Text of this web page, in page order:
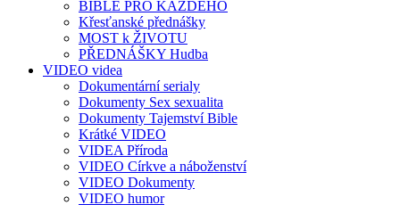
BIBLE PRO KAŽDÉHO
Křesťanské přednášky
MOST k ŽIVOTU
PŘEDNÁŠKY Hudba
VIDEO videa
Dokumentární serialy
Dokumenty Sex sexualita
Dokumenty Tajemství Bible
Krátké VIDEO
VIDEA Příroda
VIDEO Církve a náboženství
VIDEO Dokumenty
VIDEO humor